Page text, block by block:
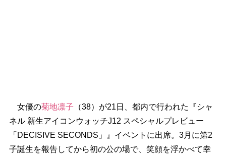
女優の菊地凛子 （38）が21日、都内で行われた『シャ
ネル 新生アイコンウォッチJ12 スペシャルプレビュー
「DECISIVE SECONDS」』イベントに出席。3月に第2
子誕生を報告してから初の公の場で、笑顔を浮かべて幸